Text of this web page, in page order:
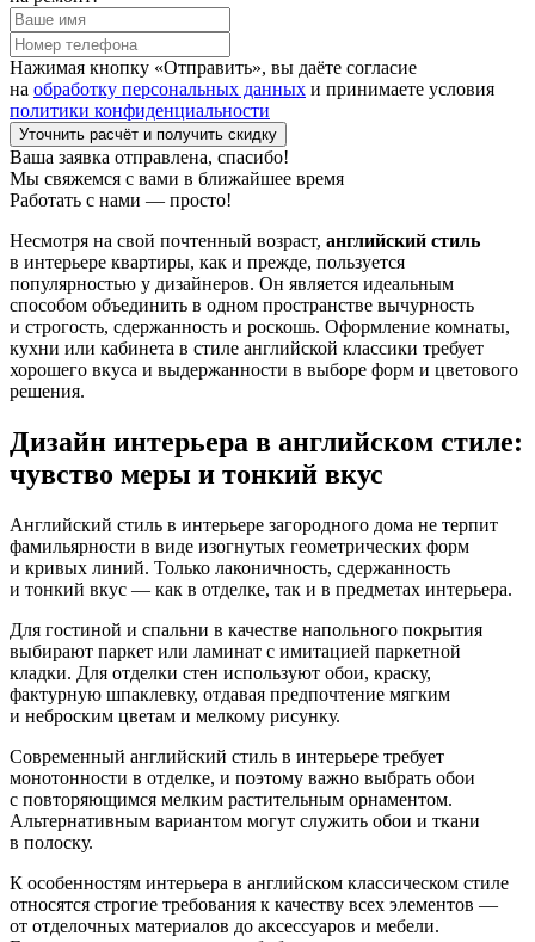
Нажимая кнопку «Отправить», вы даёте согласие
на обработку персональных данных и принимаете условия
политики конфиденциальности
Уточнить расчёт и получить скидку
Ваша заявка отправлена, спасибо!
Мы свяжемся с вами в ближайшее время
Работать с нами — просто!
Несмотря на свой почтенный возраст, английский стиль
в интерьере квартиры, как и прежде, пользуется
популярностью у дизайнеров. Он является идеальным
способом объединить в одном пространстве вычурность
и строгость, сдержанность и роскошь. Оформление комнаты,
кухни или кабинета в стиле английской классики требует
хорошего вкуса и выдержанности в выборе форм и цветового
решения.
Дизайн интерьера в английском стиле:
чувство меры и тонкий вкус
Английский стиль в интерьере загородного дома не терпит
фамильярности в виде изогнутых геометрических форм
и кривых линий. Только лаконичность, сдержанность
и тонкий вкус — как в отделке, так и в предметах интерьера.
Для гостиной и спальни в качестве напольного покрытия
выбирают паркет или ламинат с имитацией паркетной
кладки. Для отделки стен используют обои, краску,
фактурную шпаклевку, отдавая предпочтение мягким
и неброским цветам и мелкому рисунку.
Современный английский стиль в интерьере требует
монотонности в отделке, и поэтому важно выбрать обои
с повторяющимся мелким растительным орнаментом.
Альтернативным вариантом могут служить обои и ткани
в полоску.
К особенностям интерьера в английском классическом стиле
относятся строгие требования к качеству всех элементов —
от отделочных материалов до аксессуаров и мебели.